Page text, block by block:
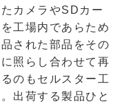
カメラやSDカー
工場内であらため
された部品をその
照らし合わせて再
のもセルスター工
出荷する製品ひと